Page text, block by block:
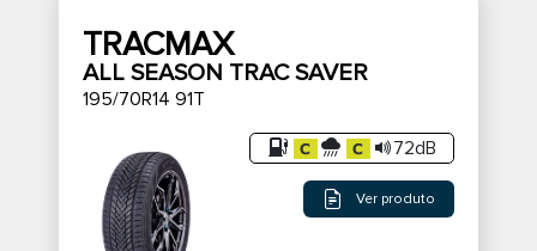
TRACMAX
ALL SEASON TRAC SAVER
195/70R14 91T
72dB
Ver produto